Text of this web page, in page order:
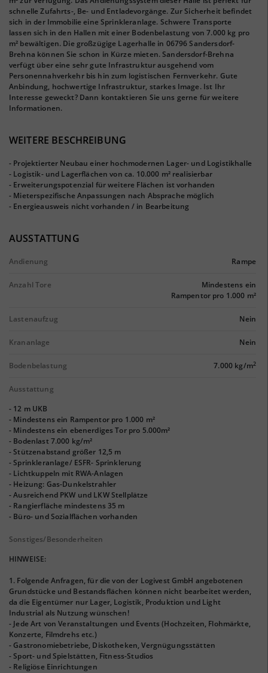
schnelle Zufahrts-, Be- und Entladevorgänge. Zur Sicherheit befindet
sich in der Immobilie eine Sprinkleranlage. Schwere Transporte
lassen sich in den Hallen mit einer Bodenbelastung von 7.000 kg pro
m² bewältigen. Die großzügige Lagerhalle in 06796 Sandersdorf-
Brehna können Sie schon in Kürze mieten. Sandersdorf-Brehna
verfügt über eine sehr gute Infrastruktur ausgehend vom
Personennahverkehr bis hin zum logistischen Fernverkehr. Gute
Anbindung, hochwertige Infrastruktur, starkes Image. Ist Ihr
Interesse geweckt? Dann kontaktieren Sie uns gerne für weitere
Informationen.
WEITERE BESCHREIBUNG
- Projektierter Neubau einer hochmodernen Lager- und Logistikhalle
- Logistik- und Lagerflächen von ca. 10.000 m² realisierbar
- Erweiterungspotenzial für weitere Flächen ist vorhanden
- Mieterspezifische Anpassungen nach Absprache möglich
- Energieausweis nicht vorhanden / in Bearbeitung
AUSSTATTUNG
Andienung Rampe
Anzahl Tore
Mindestens ein
Rampentor pro 1.000 m²
Lastenaufzug Nein
Krananlage Nein
Bodenbelastung 7.000 kg/m2
Ausstattung
- 12 m UKB
- Mindestens ein Rampentor pro 1.000 m²
- Mindestens ein ebenerdiges Tor pro 5.000m²
- Bodenlast 7.000 kg/m²
- Stützenabstand größer 12,5 m
- Sprinkleranlage/ ESFR- Sprinklerung
- Lichtkuppeln mit RWA-Anlagen
- Heizung: Gas-Dunkelstrahler
- Ausreichend PKW und LKW Stellplätze
- Rangierfläche mindestens 35 m
- Büro- und Sozialflächen vorhanden
Sonstiges/Besonderheiten
HINWEISE:
1. Folgende Anfragen, für die von der Logivest GmbH angebotenen
Grundstücke und Bestandsflächen können nicht bearbeitet werden,
da die Eigentümer nur Lager, Logistik, Produktion und Light
Industrial als Nutzung wünschen!
- Jede Art von Veranstaltungen und Events (Hochzeiten, Flohmärkte,
Konzerte, Filmdrehs etc.)
- Gastronomiebetriebe, Diskotheken, Vergnügungsstätten
- Sport- und Spielstätten, Fitness-Studios
- Religiöse Einrichtungen